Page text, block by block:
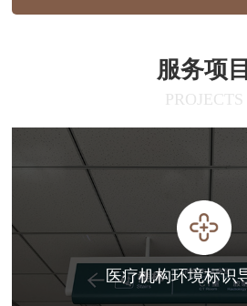
服务项目
PROJECTS
医疗机构环境标识